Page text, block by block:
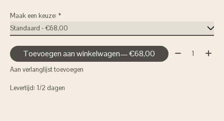
Maak een keuze: *
Toevoegen aan winkelwagen — €68,00 Aantal:
Aan verlanglijst toevoegen
Levertijd: 1/2 dagen